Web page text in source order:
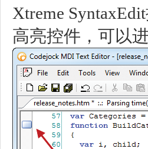
Xtreme
高亮控件，可以